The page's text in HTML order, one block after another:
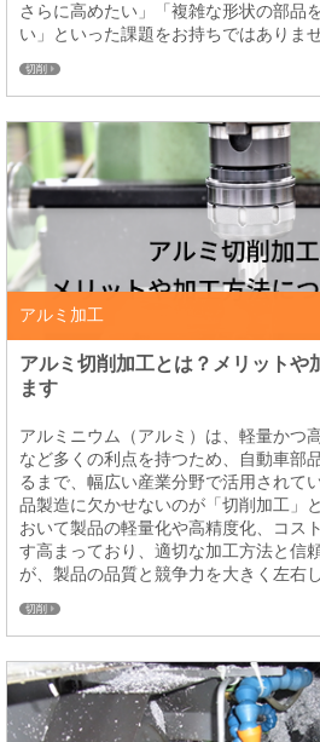
さらに高めたい」「複雑な形状の部品
い」といった課題をお持ちではありま
切削
アルミ加工
アルミ切削加工とは？メリットや
ます
アルミニウム（アルミ）は、軽量かつ
など多くの利点を持つため、自動車部
るまで、幅広い産業分野で活用されて
品製造に欠かせないのが「切削加工」
おいて製品の軽量化や高精度化、コス
す高まっており、適切な加工方法と信
が、製品の品質と競争力を大きく左右
切削